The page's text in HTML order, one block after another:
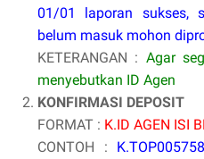
01/01 laporan sukses,
belum masuk mohon
KETERANGAN : Agar
menyebutkan ID Agen
KONFIRMASI DEPOSIT
FORMAT : K.ID AGEN ISI
CONTOH :